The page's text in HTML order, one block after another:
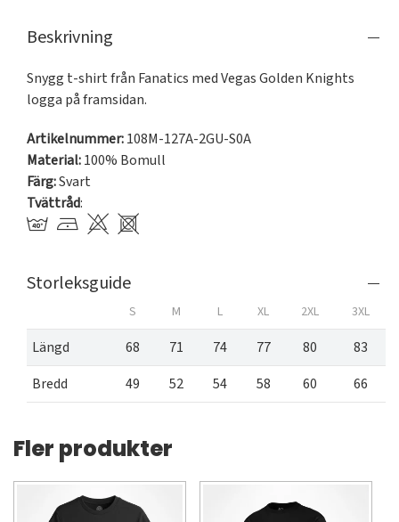
Beskrivning
Snygg t-shirt från Fanatics med Vegas Golden Knights
logga på framsidan.
Artikelnummer:108M-127A-2GU-S0A
Material:100% Bomull
Färg:Svart
Tvättråd:
Storleksguide
S M L XL 2XL 3XL
Längd 68 71 74 77 80
83
Bredd
49 52 54 58 60 66
Fler produkter